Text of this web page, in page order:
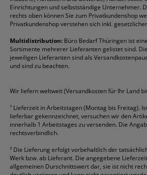
Fineliner
Folienschreiber
Formulare
Gelschreiber
Geschäftsbücher
Kugelschreiber
Mappen
Ordner
Packband
Permanentmarker
Esselte
Faber-Castell
Fellowes
Franken
Fripa
HP
Pritt
Schneider
Stabilo
Staedtler
alle
Einrichtungen und selbstständige Unternehmer.
rechts oben können Sie zum Privatkundenshop
Privatkundenshop verstehen sich inkl.
Multidistribution: Büro Bedarf Thüringen ist
Sortimente mehrerer Lieferanten gelistet sind.
jeweiligen Lieferanten sind als
und sind zu beachten.
Wir liefern weltweit (Versandkosten für Ihr Land
¹ Lieferzeit in Arbeitstagen (Montag bis Freitag).
lieferbar gekennzeichnet, versuchen wir den
innerhalb 1 Arbeitstages zu versenden. Die
rechtsverbindlich.
² Die Lieferung erfolgt vorbehaltlich der
Werk bzw. ab Lieferant. Die angegebene
allgemeinen Durschnittswert dar, sie ist nicht